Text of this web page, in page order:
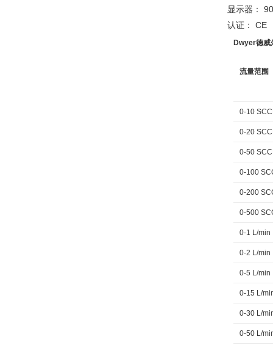
显示器：
认证： CE
Dwyer德威
流量范围
0-10
0-20
0-50
0-100
0-200
0-500
0-1 L/min
0-2 L/min
0-5 L/min
0-15 L/
0-30 L/
0-50 L/